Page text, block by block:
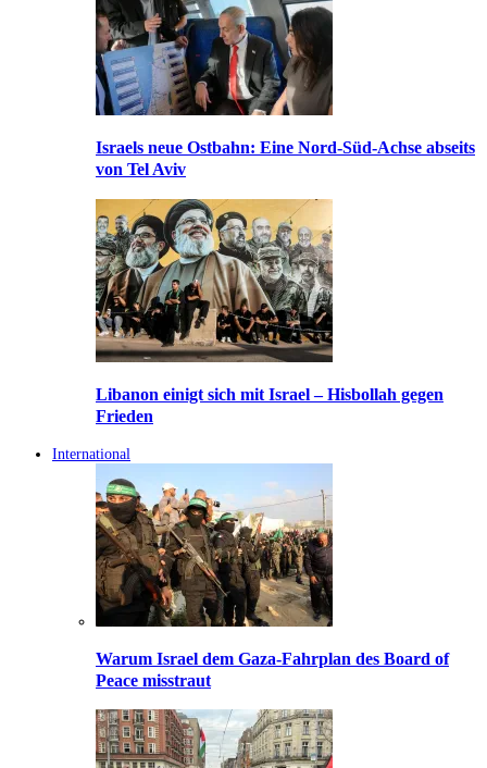
Israels neue Ostbahn: Eine Nord-Süd-Achse abseits
von Tel Aviv
Libanon einigt sich mit Israel – Hisbollah gegen
Frieden
International
Warum Israel dem Gaza-Fahrplan des Board of
Peace misstraut